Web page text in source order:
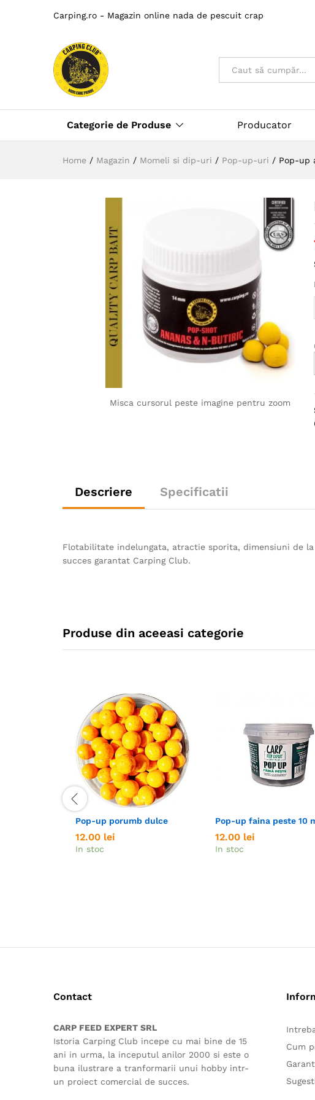
Carping.ro - Magazin online nada de pescuit crap
Toate
Categorie de Produse Producator
Home / Magazin / Momeli si dip-uri / Pop-up-uri / Pop-up
Misca cursorul peste imagine pentru zoom
Descriere Specificatii
Flotabilitate indelungata, atractie sporita, dimensiuni de
succes garantat Carping Club.
Produse din aceeasi categorie
Pop-up porumb dulce
12.00 lei
In stoc
12.00 lei
Pop-up faina peste 10
12.00 lei
In stoc
12.00 lei
Contact
CARP FEED EXPERT SRL
Istoria Carping Club incepe cu mai bine de 15
ani in urma, la inceputul anilor 2000 si este o
buna ilustrare a tranformarii unui hobby intr-
un proiect comercial de succes.
Cum